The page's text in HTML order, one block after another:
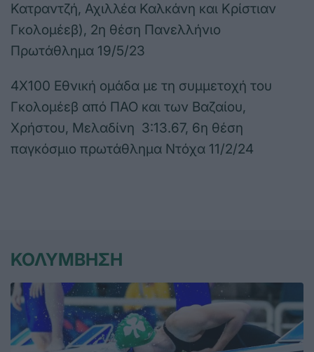
Κατραντζή, Αχιλλέα Καλκάνη και Κρίστιαν
Γκολομέεβ), 2η θέση Πανελλήνιο
Πρωτάθλημα 19/5/23
4Χ100 Εθνική ομάδα με τη συμμετοχή του
Γκολομέεβ από ΠΑΟ και των Βαζαίου,
Χρήστου, Μελαδίνη 3:13.67, 6η θέση
παγκόσμιο πρωτάθλημα Ντόχα 11/2/24
ΚΟΛΥΜΒΗΣΗ